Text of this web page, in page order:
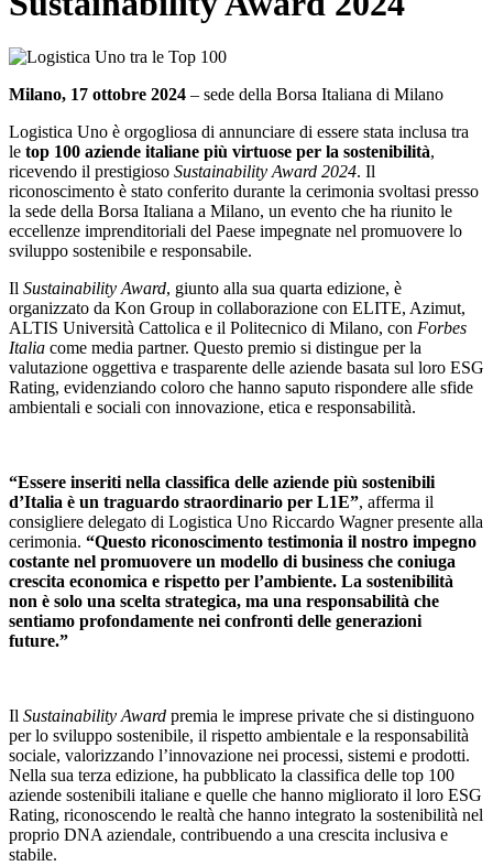
Milano, 17 ottobre 2024 – sede della Borsa Italiana di Milano
Logistica Uno è orgogliosa di annunciare di essere stata inclusa tra
le top 100 aziende italiane più virtuose per la sostenibilità,
ricevendo il prestigioso Sustainability Award 2024. Il
riconoscimento è stato conferito durante la cerimonia svoltasi presso
la sede della Borsa Italiana a Milano, un evento che ha riunito le
eccellenze imprenditoriali del Paese impegnate nel promuovere lo
sviluppo sostenibile e responsabile.
Il Sustainability Award, giunto alla sua quarta edizione, è
organizzato da Kon Group in collaborazione con ELITE, Azimut,
ALTIS Università Cattolica e il Politecnico di Milano, con Forbes
Italia come media partner. Questo premio si distingue per la
valutazione oggettiva e trasparente delle aziende basata sul loro ESG
Rating, evidenziando coloro che hanno saputo rispondere alle sfide
ambientali e sociali con innovazione, etica e responsabilità.
“Essere inseriti nella classifica delle aziende più sostenibili
d’Italia è un traguardo straordinario per L1E”, afferma il
consigliere delegato di Logistica Uno Riccardo Wagner presente alla
cerimonia. “Questo riconoscimento testimonia il nostro impegno
costante nel promuovere un modello di business che coniuga
crescita economica e rispetto per l’ambiente. La sostenibilità
non è solo una scelta strategica, ma una responsabilità che
sentiamo profondamente nei confronti delle generazioni
future.”
Il Sustainability Award premia le imprese private che si distinguono
per lo sviluppo sostenibile, il rispetto ambientale e la responsabilità
sociale, valorizzando l’innovazione nei processi, sistemi e prodotti.
Nella sua terza edizione, ha pubblicato la classifica delle top 100
aziende sostenibili italiane e quelle che hanno migliorato il loro ESG
Rating, riconoscendo le realtà che hanno integrato la sostenibilità nel
proprio DNA aziendale, contribuendo a una crescita inclusiva e
stabile.